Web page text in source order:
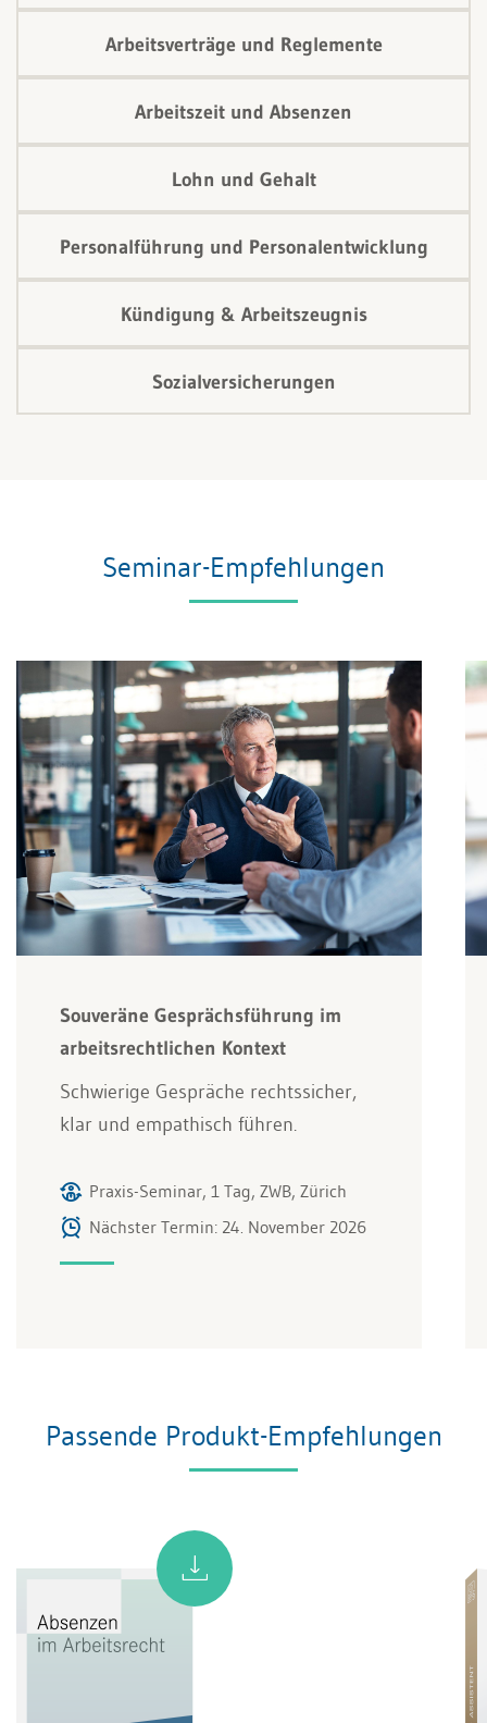
Arbeitsverträge und Reglemente
Arbeitszeit und Absenzen
Lohn und Gehalt
Personalführung und Personalentwicklung
Kündigung & Arbeitszeugnis
Sozialversicherungen
Seminar-Empfehlungen
Souveräne Gesprächsführung im
arbeitsrechtlichen Kontext
Schwierige Gespräche rechtssicher,
klar und empathisch führen.
Praxis-Seminar, 1 Tag, ZWB, Zürich
Nächster Termin: 24. November 2026
Passende Produkt-Empfehlungen